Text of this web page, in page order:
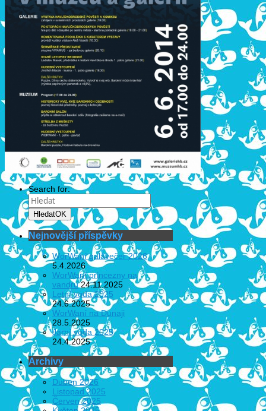
Search for:
HledatOK
Nejnovější příspěvky
WorWaní galavečer 2026
5.4.2026
WorWaní princezny na
vandru 24.11.2025
Letní voda 2025
24.6.2025
WorWaní na Dunaji
28.5.2025
Jarní voda 2025
24.4.2025
Archivy
Duben 2026
Listopad 2025
Červen 2025